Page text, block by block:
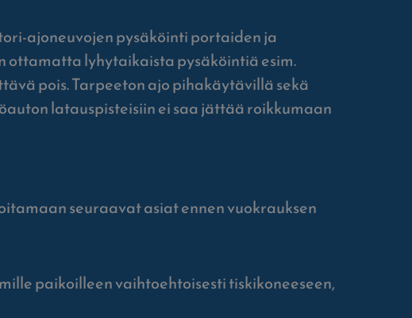
ajoneuvojen pysäköinti portaiden ja
ottamatta lyhytaikaista pysäköintiä esim.
pois. Tarpeeton ajo pihakäytävillä sekä
latauspisteisiin ei saa jättää roikkumaan
seuraavat asiat ennen vuokrauksen
paikoilleen vaihtoehtoisesti tiskikoneeseen,